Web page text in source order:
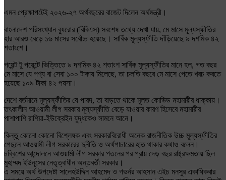
এমন প্রেক্ষাপটেই ২০২৬-২৭ অর্থবছরের বাজেট দিলেন অর্থমন্ত্রী।
বাংলাদেশ পরিসংখ্যান ব্যুরোর (বিবিএস) সবশেষ তথ্যে দেখা যায়, মে মাসে মূল্যস্ফীতির
হার আরও বেড়ে ১৬ মাসের সর্বোচ্চ হয়েছে। সার্বিক মূল্যস্ফীতি দাঁড়িয়েছে ৯ দশমিক ৪২
শতাংশে।
পয়েন্ট টু পয়েন্টে ভিত্তিতে ৯ দশমিক ৪২ শতাংশ সার্বিক মূল্যস্ফীতির মানে হল, গত বছর
মে মাসে যে পণ্য বা সেবা ১০০ টাকায় মিলেছে, তা চলতি বছরে মে মাসে পেতে খরচ করতে
হয়েছে ১০৯ টাকা ৪২ পয়সা।
দেশে বর্তমানে মূল্যস্ফীতির যে পারদ, তা বাড়তে থাকে মূলত কোভিড মহামারীর ধাক্কায়।
তৎকালীন আওয়ামী লীগ সরকার মূল্যস্ফীতি বেড়ে যাওয়ার কারণ হিসেবে মহামারীর
পাশাপাশি রাশিয়া-ইউক্রেইন যুদ্ধকেও সামনে আনে।
কিন্তু কোনো কোনো বিশ্লেষক এবং সরকারবিরোধী অনেক রাজনীতিক উচ্চ মূল্যস্ফীতির
পেছনে আওয়ামী লীগ সরকারের দুর্নীতি ও অর্থপাচারের হাত থাকার কথাও বলেন।
চব্বিশের আন্দোলনে আওয়ামী লীগ সরকার পতনের পর প্রায় দেড় বছর রাষ্ট্রক্ষমতায় ছিল
মুহাম্মদ ইউনূসের নেতৃত্বাধীন অন্তবর্তী সরকার।
এ সময়ে অর্থ উপদেষ্টা সালেহউদ্দিন আহমেদ ও গভর্নর আহসান এইচ মনসুর একাধিকবার